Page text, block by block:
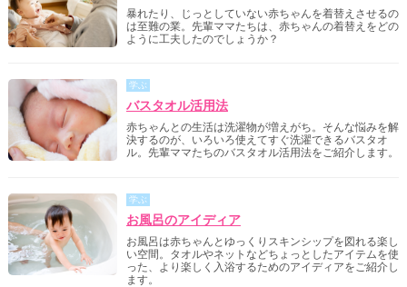
暴れたり、じっとしていない赤ちゃんを着替えさせるの
は至難の業。先輩ママたちは、赤ちゃんの着替えをどの
ように工夫したのでしょうか？
学ぶ
バスタオル活用法
赤ちゃんとの生活は洗濯物が増えがち。そんな悩みを解
決するのが、いろいろ使えてすぐ洗濯できるバスタオ
ル。先輩ママたちのバスタオル活用法をご紹介します。
学ぶ
お風呂のアイディア
お風呂は赤ちゃんとゆっくりスキンシップを図れる楽し
い空間。タオルやネットなどちょっとしたアイテムを使
った、より楽しく入浴するためのアイディアをご紹介し
ます。